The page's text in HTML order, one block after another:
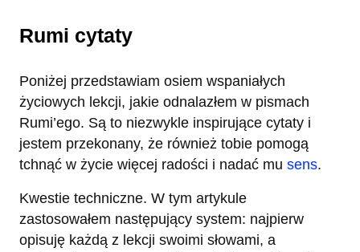
Rumi cytaty
Poniżej przedstawiam osiem wspaniałych
życiowych lekcji, jakie odnalazłem w pismach
Rumi’ego. Są to niezwykle inspirujące cytaty i
jestem przekonany, że również tobie pomogą
tchnąć w życie więcej radości i nadać mu sens.
Kwestie techniczne. W tym artykule
zastosowałem następujący system: najpierw
opisuję każdą z lekcji swoimi słowami, a